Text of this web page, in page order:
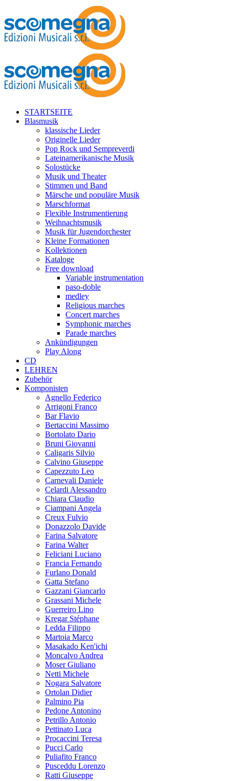
STARTSEITE
Blasmusik
klassische Lieder
Originelle Lieder
Pop Rock und Sempreverdi
Lateinamerikanische Musik
Solostücke
Musik und Theater
Stimmen und Band
Märsche und populäre Musik
Marschformat
Flexible Instrumentierung
Weihnachtsmusik
Musik für Jugendorchester
Kleine Formationen
Kollektionen
Kataloge
Free download
Variable instrumentation
paso-doble
medley
Religious marches
Concert marches
Symphonic marches
Parade marches
Ankündigungen
Play Along
CD
LEHREN
Zubehör
Komponisten
Agnello Federico
Arrigoni Franco
Bar Flavio
Bertaccini Massimo
Bortolato Dario
Bruni Giovanni
Caligaris Silvio
Calvino Giuseppe
Capezzuto Leo
Carnevali Daniele
Celardi Alessandro
Chiara Claudio
Ciampani Angela
Creux Fulvio
Donazzolo Davide
Farina Salvatore
Farina Walter
Feliciani Luciano
Francia Fernando
Furlano Donald
Gatta Stefano
Gazzani Giancarlo
Grassani Michele
Guerreiro Lino
Kregar Stéphane
Ledda Filippo
Martoia Marco
Masakado Ken'ichi
Moncalvo Andrea
Moser Giuliano
Netti Michele
Nogara Salvatore
Ortolan Didier
Palmino Pia
Pedone Antonino
Petrillo Antonio
Pettinato Luca
Procaccini Teresa
Pucci Carlo
Puliafito Franco
Pusceddu Lorenzo
Ratti Giuseppe